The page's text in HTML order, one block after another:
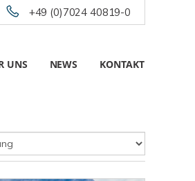
+49 (0)7024 40819-0
UNS NEWS KONTAKT